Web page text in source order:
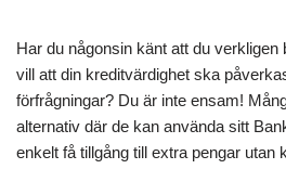
Har du någonsin känt att du verkligen
vill att din kreditvärdighet ska
förfrågningar? Du är inte ensam!
alternativ där de kan använda sitt
enkelt få tillgång till extra pengar utan